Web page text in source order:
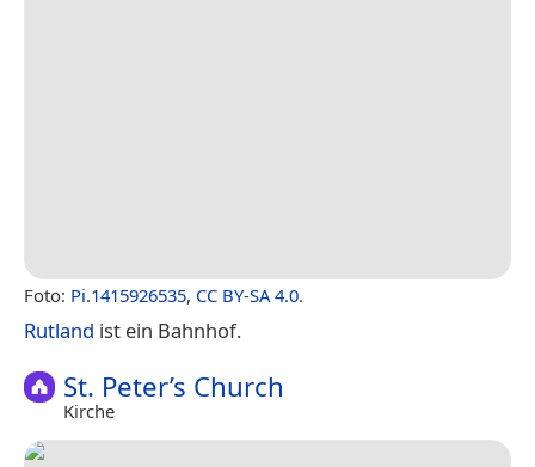
Foto: Pi.1415926535, CC BY-SA 4.0.
Rutland ist ein Bahnhof.
St. Peter’s Church
Kirche